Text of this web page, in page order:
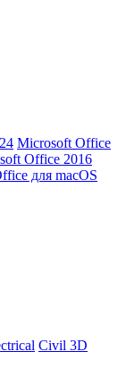
Microsoft Office
Office 2016
для macOS
Civil 3D